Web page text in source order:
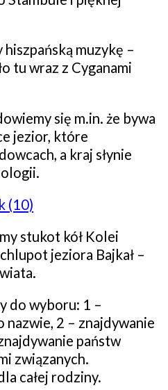
hiszpańską muzykę –
tu wraz z Cyganami
się m.in. że bywa
jezior, które
a kraj słynie
stukot kół Kolei
jeziora Bajkał –
do wyboru: 1 –
nazwie, 2 – znajdywanie
państw
związanych.
całej rodziny.